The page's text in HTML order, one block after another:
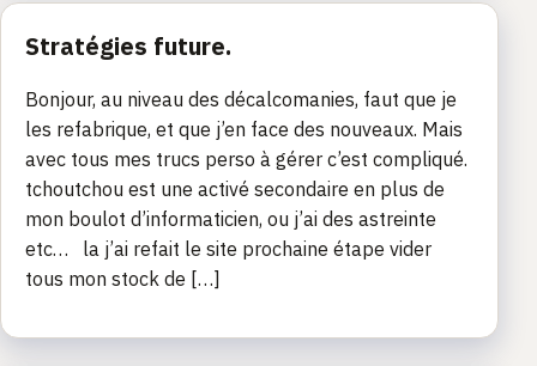
Stratégies future.
Bonjour, au niveau des décalcomanies, faut que je
les refabrique, et que j’en face des nouveaux. Mais
avec tous mes trucs perso à gérer c’est compliqué.
tchoutchou est une activé secondaire en plus de
mon boulot d’informaticien, ou j’ai des astreinte
etc… la j’ai refait le site prochaine étape vider
tous mon stock de […]